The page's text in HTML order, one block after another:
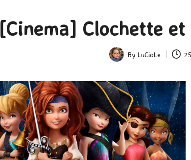
[Cinema] Clochette
Posted
By LuCioLe